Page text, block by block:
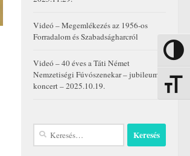
Nagy
Videó – Megemlékezés az 1956-os
Forradalom és Szabadságharcról
Videó – 40 éves a Táti Német
Nemzetiségi Fúvószenekar – jubileumi
koncert – 2025.10.19.
Keresés: